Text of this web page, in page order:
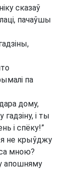
сказаў
пачаўшы
па
дому,
і ты
і спёку!”
я не крыўджу
мною?
апошняму